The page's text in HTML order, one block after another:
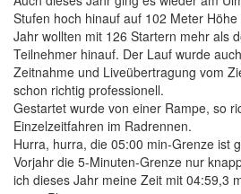
Stufen hoch hinauf auf 102 Meter
Jahr wollten mit 126 Startern mehr als
Teilnehmer hinauf. Der Lauf wurde
Zeitnahme und Liveübertragung vom
schon richtig professionell.
Gestartet wurde von einer Rampe, so
Einzelzeitfahren im Radrennen.
Hurra, hurra, die 05:00 min-Grenze ist
Vorjahr die 5-Minuten-Grenze nur
ich dieses Jahr meine Zeit mit 04:59,3